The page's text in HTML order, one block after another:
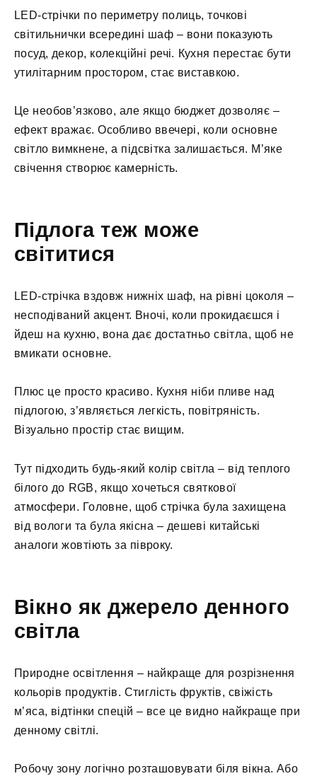
LED-стрічки по периметру полиць, точкові
світильнички всередині шаф – вони показують
посуд, декор, колекційні речі. Кухня перестає бути
утилітарним простором, стає виставкою.
Це необов’язково, але якщо бюджет дозволяє –
ефект вражає. Особливо ввечері, коли основне
світло вимкнене, а підсвітка залишається. М’яке
свічення створює камерність.
Підлога теж може
світитися
LED-стрічка вздовж нижніх шаф, на рівні цоколя –
несподіваний акцент. Вночі, коли прокидаєшся і
йдеш на кухню, вона дає достатньо світла, щоб не
вмикати основне.
Плюс це просто красиво. Кухня ніби пливе над
підлогою, з’являється легкість, повітряність.
Візуально простір стає вищим.
Тут підходить будь-який колір світла – від теплого
білого до RGB, якщо хочеться святкової
атмосфери. Головне, щоб стрічка була захищена
від вологи та була якісна – дешеві китайські
аналоги жовтіють за півроку.
Вікно як джерело денного
світла
Природне освітлення – найкраще для розрізнення
кольорів продуктів. Стиглість фруктів, свіжість
м’яса, відтінки спецій – все це видно найкраще при
денному світлі.
Робочу зону логічно розташовувати біля вікна. Або